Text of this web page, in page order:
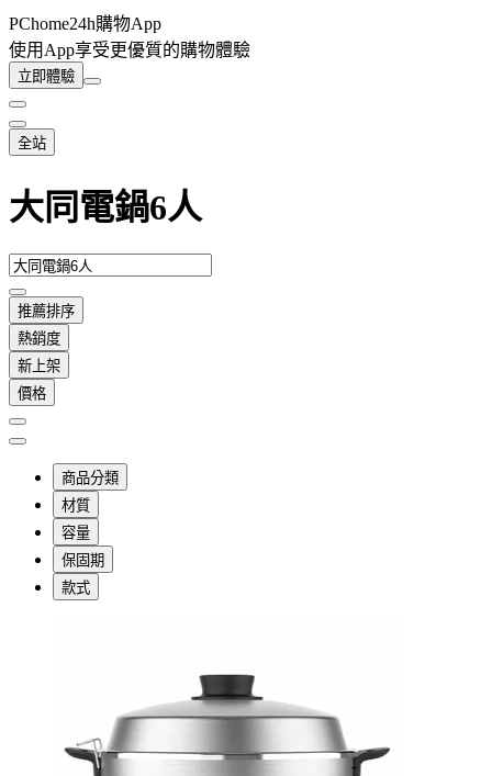
PChome24h購物App
使用App享受更優質的購物體驗
立即體驗
全站
大同電鍋6人
推薦排序
熱銷度
新上架
價格
商品分類
材質
容量
保固期
款式